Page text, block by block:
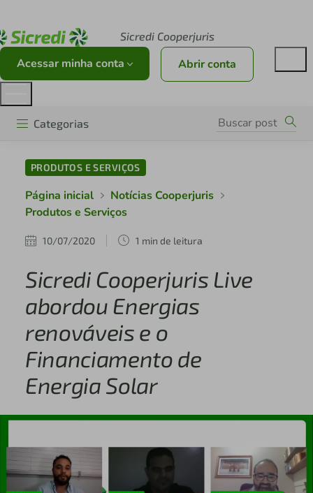
Sicredi Cooperjuris
Acessar minha conta Abrir conta
Categorias
PRODUTOS E SERVIÇOS
Página inicial
Notícias Cooperjuris
Produtos e Serviços
10/07/2020 1 min de leitura
Sicredi Cooperjuris Live
abordou Energias
renováveis e o
Financiamento de
Energia Solar